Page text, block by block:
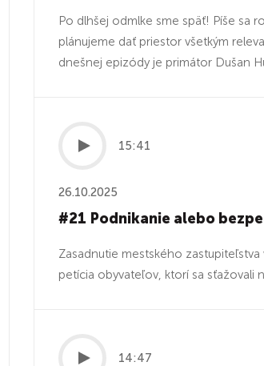
Po dlhšej odmlke sme späť! Píše sa
plánujeme dať priestor všetkým
dnešnej epizódy je primátor Dušan
15:41
26.10.2025
#21 Podnikanie alebo
Zasadnutie mestského
petícia obyvateľov, ktorí sa sťažovali
14:47